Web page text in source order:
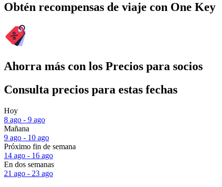
Obtén recompensas de viaje con One Key
Ahorra más con los Precios para socios
Consulta precios para estas fechas
Hoy
8 ago - 9 ago
Mañana
9 ago - 10 ago
Próximo fin de semana
14 ago - 16 ago
En dos semanas
21 ago - 23 ago